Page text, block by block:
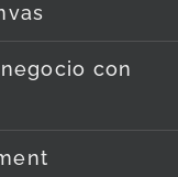
con